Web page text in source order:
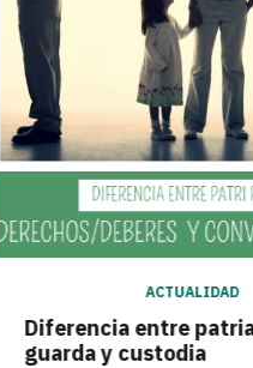
patria potestad y